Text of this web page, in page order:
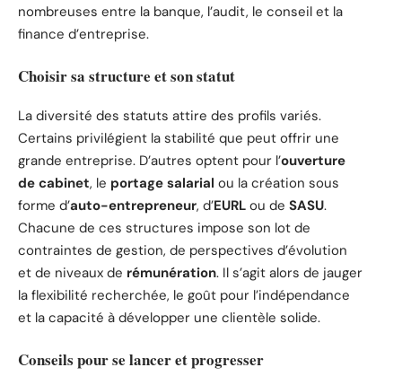
nombreuses entre la banque, l’audit, le conseil et la
finance d’entreprise.
Choisir sa structure et son statut
La diversité des statuts attire des profils variés.
Certains privilégient la stabilité que peut offrir une
grande entreprise. D’autres optent pour l’ouverture
de cabinet, le portage salarial ou la création sous
forme d’auto-entrepreneur, d’EURL ou de SASU.
Chacune de ces structures impose son lot de
contraintes de gestion, de perspectives d’évolution
et de niveaux de rémunération. Il s’agit alors de jauger
la flexibilité recherchée, le goût pour l’indépendance
et la capacité à développer une clientèle solide.
Conseils pour se lancer et progresser